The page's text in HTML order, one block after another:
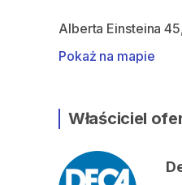
Alberta Einsteina
Pokaż na mapie
Właściciel